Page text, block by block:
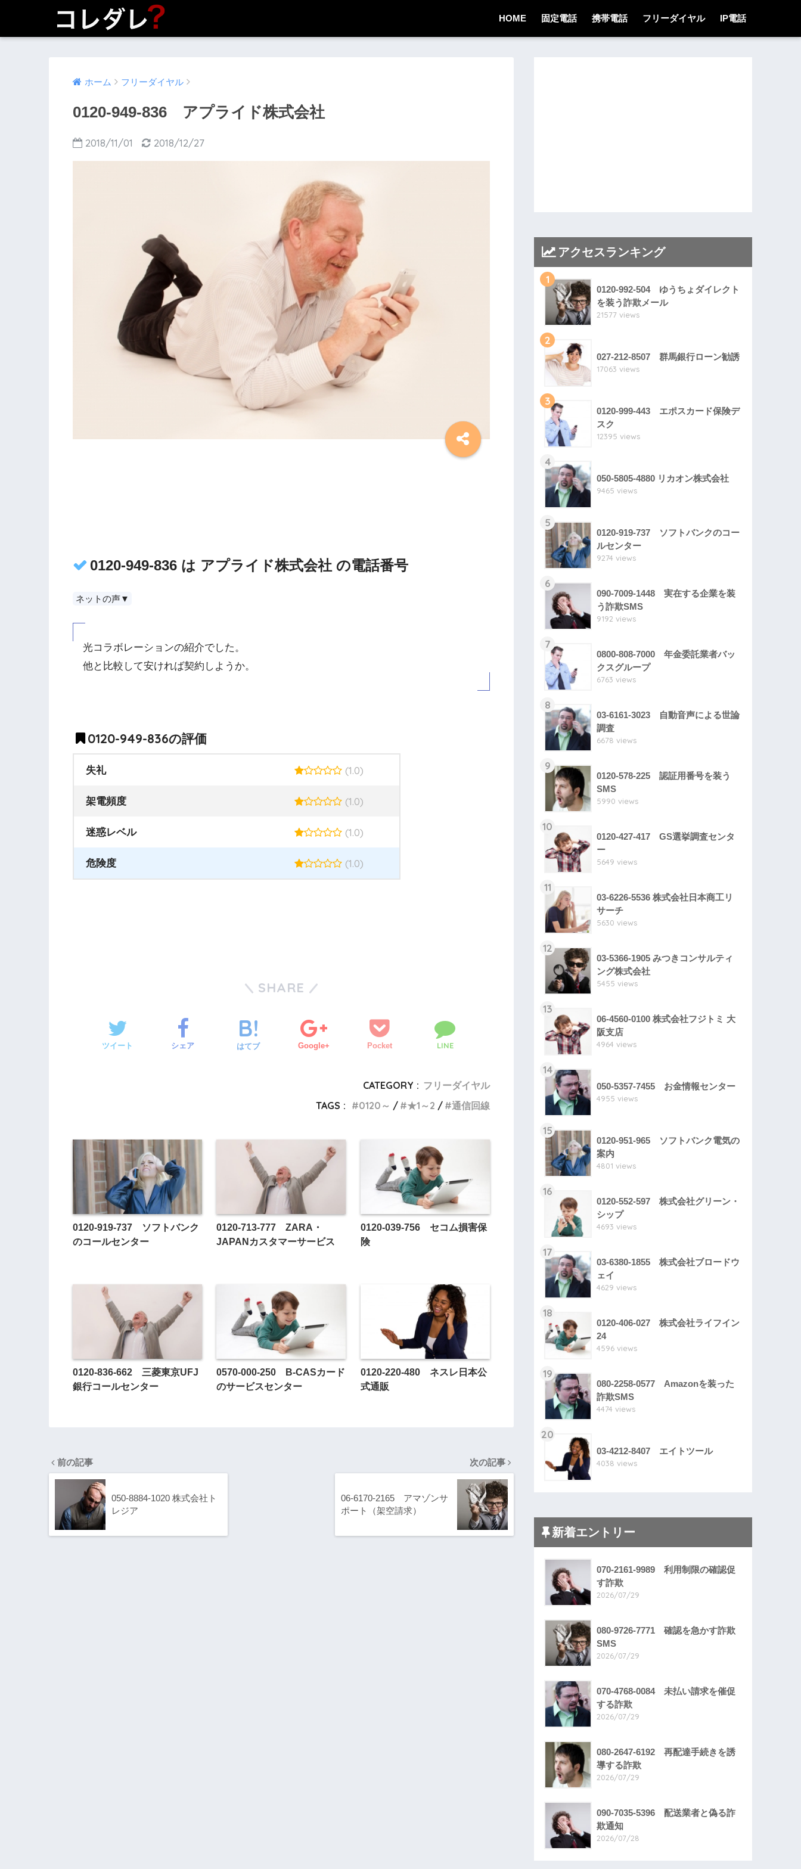
HOME 固定電話 携帯電話 フリーダイヤル IP電話
ホーム フリーダイヤル
0120-949-836 アプライド株式会社
2018/11/01 2018/12/27
0120-949-836 は アプライド株式会社 の電話番号
ネットの声▼
光コラボレーションの紹介でした。
他と比較して安ければ契約しようか。
0120-949-836の評価
失礼 (1.0)
架電頻度 (1.0)
迷惑レベル (1.0)
危険度 (1.0)
SHARE
ツイート シェア はてブ Google+ Pocket LINE
CATEGORY : フリーダイヤル
TAGS :
0120～ ★1～2 通信回線
0120-919-737 ソフトバンク
のコールセンター
0120-713-777 ZARA・
JAPANカスタマーサービス
0120-039-756 セコム損害保
険
0120-836-662 三菱東京UFJ
銀行コールセンター
0570-000-250 B-CASカード
のサービスセンター
0120-220-480 ネスレ日本公
式通販
前の記事
050-8884-1020 株式会社ト
レジア
次の記事
06-6170-2165 アマゾンサ
ポート（架空請求）
アクセスランキング
1
0120-992-504 ゆうちょダイレクト
を装う詐欺メール
21577 views
2
027-212-8507 群馬銀行ローン勧誘
17063 views
3
0120-999-443 エポスカード保険デ
スク
12395 views
4
050-5805-4880 リカオン株式会社
9465 views
5
0120-919-737 ソフトバンクのコー
ルセンター
9274 views
6
090-7009-1448 実在する企業を装
う詐欺SMS
9192 views
7
0800-808-7000 年金委託業者バッ
クスグループ
6763 views
8
03-6161-3023 自動音声による世論
調査
6678 views
9
0120-578-225 認証用番号を装う
SMS
5990 views
10
0120-427-417 GS選挙調査センタ
ー
5649 views
11
03-6226-5536 株式会社日本商工リ
サーチ
5630 views
12
03-5366-1905 みつきコンサルティ
ング株式会社
5455 views
13
06-4560-0100 株式会社フジトミ 大
阪支店
4964 views
14
050-5357-7455 お金情報センター
4955 views
15
0120-951-965 ソフトバンク電気の
案内
4801 views
16
0120-552-597 株式会社グリーン・
シップ
4693 views
17
03-6380-1855 株式会社ブロードウ
ェイ
4629 views
18
0120-406-027 株式会社ライフイン
24
4596 views
19
080-2258-0577 Amazonを装った
詐欺SMS
4474 views
20
03-4212-8407 エイトツール
4038 views
新着エントリー
070-2161-9989 利用制限の確認促
す詐欺
2026/07/29
080-9726-7771 確認を急かす詐欺
SMS
2026/07/29
070-4768-0084 未払い請求を催促
する詐欺
2026/07/29
080-2647-6192 再配達手続きを誘
導する詐欺
2026/07/29
090-7035-5396 配送業者と偽る詐
欺通知
2026/07/28